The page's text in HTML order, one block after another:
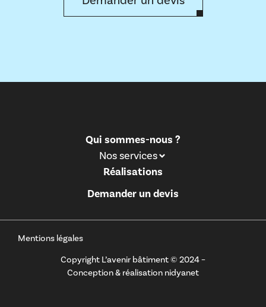
Qui sommes-nous ?
Nos services
Réalisations
Demander un devis
Mentions légales
Copyright L’avenir bâtiment © 2024 –
Conception & réalisation nidyanet